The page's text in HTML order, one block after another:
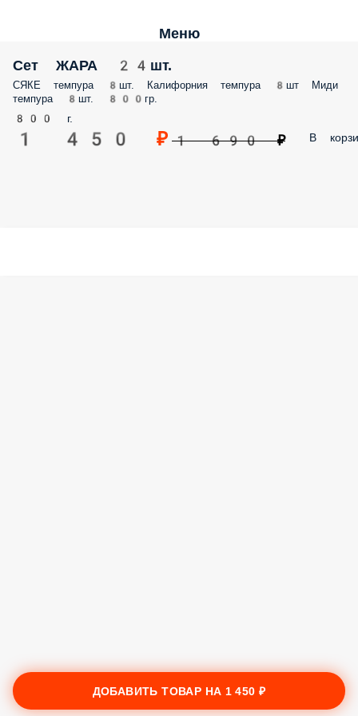
Меню
Сет ЖАРА 24шт.
СЯКЕ темпура 8шт. Калифорния темпура 8шт Миди
темпура 8шт. 800гр.
800 г.
1 450 ₽ 1 690 ₽ В
ДОБАВИТЬ ТОВАР НА 1 450 ₽